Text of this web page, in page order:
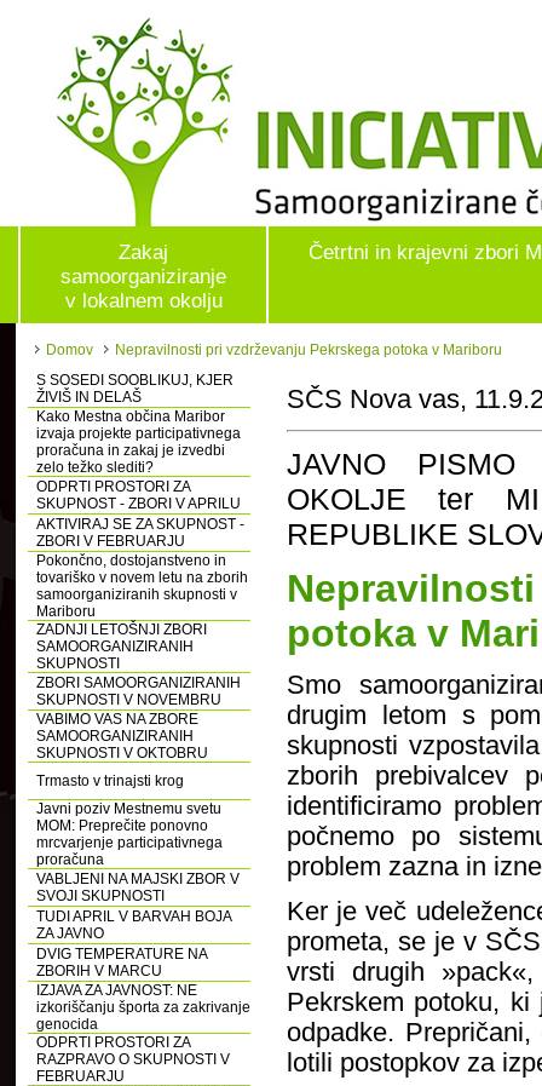
Zakaj
samoorganiziranje
v lokalnem okolju
Četrtni in krajevni zbori
Domov
Nepravilnosti pri vzdrževanju Pekrskega potoka v Mariboru
S SOSEDI SOOBLIKUJ, KJER
ŽIVIŠ IN DELAŠ
Kako Mestna občina Maribor
izvaja projekte participativnega
proračuna in zakaj je izvedbi
zelo težko slediti?
ODPRTI PROSTORI ZA
SKUPNOST - ZBORI V APRILU
AKTIVIRAJ SE ZA SKUPNOST -
ZBORI V FEBRUARJU
Pokončno, dostojanstveno in
tovariško v novem letu na zborih
samoorganiziranih skupnosti v
Mariboru
ZADNJI LETOŠNJI ZBORI
SAMOORGANIZIRANIH
SKUPNOSTI
ZBORI SAMOORGANIZIRANIH
SKUPNOSTI V NOVEMBRU
VABIMO VAS NA ZBORE
SAMOORGANIZIRANIH
SKUPNOSTI V OKTOBRU
Trmasto v trinajsti krog
Javni poziv Mestnemu svetu
MOM: Preprečite ponovno
mrcvarjenje participativnega
proračuna
VABLJENI NA MAJSKI ZBOR V
SVOJI SKUPNOSTI
TUDI APRIL V BARVAH BOJA
ZA JAVNO
DVIG TEMPERATURE NA
ZBORIH V MARCU
IZJAVA ZA JAVNOST: NE
izkoriščanju športa za zakrivanje
genocida
ODPRTI PROSTORI ZA
RAZPRAVO O SKUPNOSTI V
FEBRUARJU
SČS Nova vas,
JAVNO PISMO
OKOLJE ter
REPUBLIKE
potoka v
Smo
drugim letom s
skupnosti
zborih prebivalcev
identificiramo
počnemo po
problem zazna in
Ker je več
prometa, se je v
vrsti drugih
Pekrskem potoku,
odpadke.
lotili postopkov za